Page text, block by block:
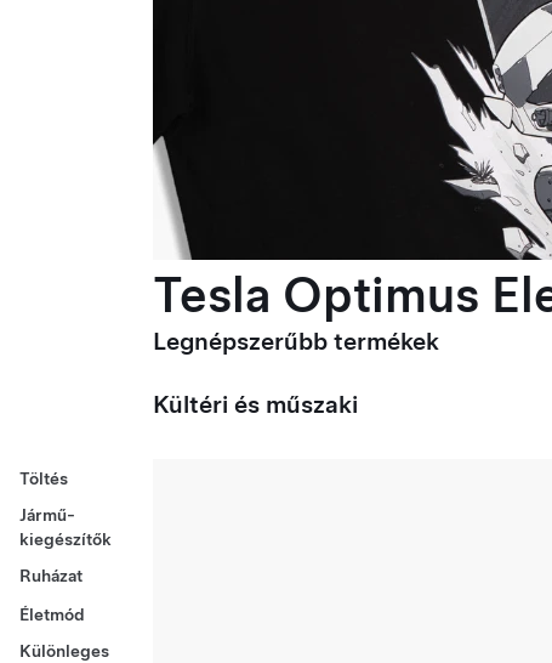
Töltés
Jármű-
kiegészítők
Ruházat
Életmód
Különleges
Tesla Optimus
Legnépszerűbb termékek
Kültéri és műszaki